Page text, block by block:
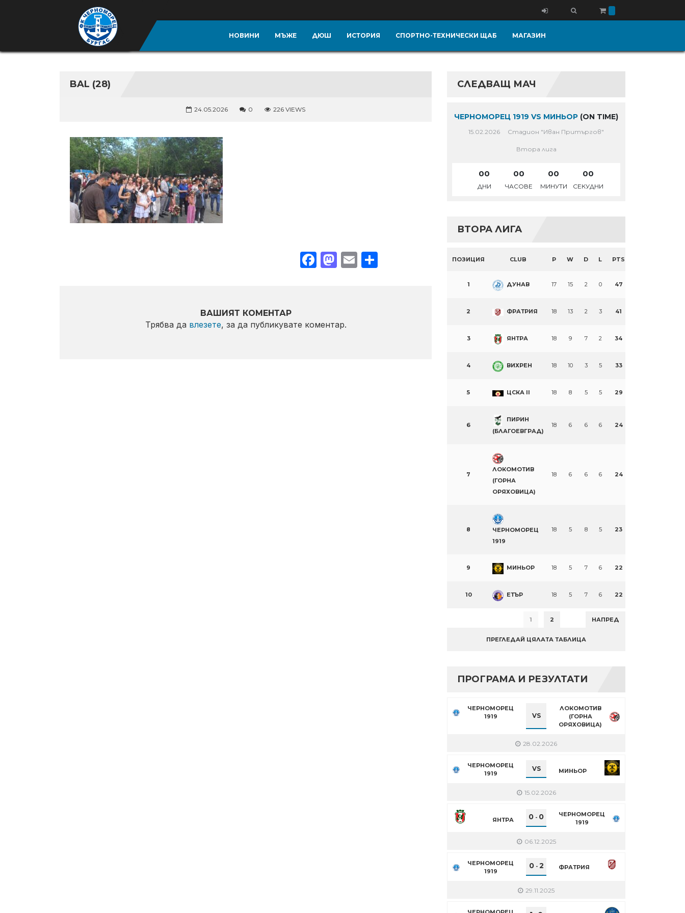
НОВИНИ МЪЖЕ ДЮШ ИСТОРИЯ СПОРТНО-ТЕХНИЧЕСКИ ЩАБ МАГАЗИН
BAL (28)
24.05.2026 0 226 VIEWS
Facebook
Mastodon
EmailShare
ВАШИЯТ КОМЕНТАР
Трябва да влезете, за да публикувате коментар.
СЛЕДВАЩ МАЧ
ЧЕРНОМОРЕЦ 1919 VS МИНЬОР (ON TIME)
15.02.2026 Стадион "Иван Притъргов"
Втора лига
00
ДНИ
00
ЧАСОВЕ
00
МИНУТИ
00
СЕКУДНИ
ВТОРА ЛИГА
ПОЗИЦИЯ CLUB P W D L PTS
1 ДУНАВ 17 15 2 0 47
2 ФРАТРИЯ 18 13 2 3 41
3 ЯНТРА 18 9 7 2 34
4 ВИХРЕН 18 10 3 5 33
5 ЦСКА II 18 8 5 5 29
6
ПИРИН
(БЛАГОЕВГРАД)
18 6 6 6 24
7
ЛОКОМОТИВ
(ГОРНА
ОРЯХОВИЦА)
18 6 6 6 24
8
ЧЕРНОМОРЕЦ
1919
18 5 8 5 23
9 МИНЬОР 18 5 7 6 22
10 ЕТЪР 18 5 7 6 22
1 2 НАПРЕД
ПРЕГЛЕДАЙ ЦЯЛАТА ТАБЛИЦА
ПРОГРАМА И РЕЗУЛТАТИ
ЧЕРНОМОРЕЦ
1919
VS
ЛОКОМОТИВ
(ГОРНА
ОРЯХОВИЦА)
28.02.2026
ЧЕРНОМОРЕЦ
1919
VS МИНЬОР
15.02.2026
ЯНТРА 0 - 0
ЧЕРНОМОРЕЦ
1919
06.12.2025
ЧЕРНОМОРЕЦ
1919
0- 2 ФРАТРИЯ
29.11.2025